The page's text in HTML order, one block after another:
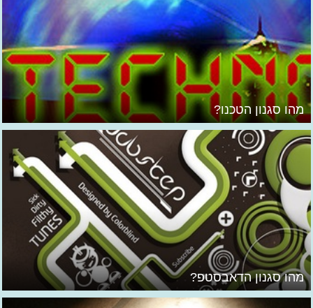
מהו סגנון הטכנו?
מהו סגנון הדאבסטפ?